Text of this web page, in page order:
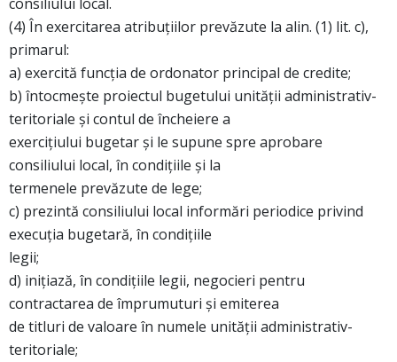
(4) În exercitarea atribuţiilor prevăzute la alin. (1) lit. c),
primarul:
a) exercită funcţia de ordonator principal de credite;
b) întocmeşte proiectul bugetului unităţii administrativ-
teritoriale şi contul de încheiere a
exerciţiului bugetar şi le supune spre aprobare
consiliului local, în condiţiile şi la
termenele prevăzute de lege;
c) prezintă consiliului local informări periodice privind
execuţia bugetară, în condiţiile
legii;
d) iniţiază, în condiţiile legii, negocieri pentru
contractarea de împrumuturi şi emiterea
de titluri de valoare în numele unităţii administrativ-
teritoriale;